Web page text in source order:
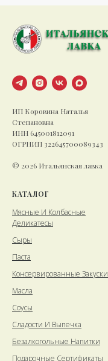
ИП Коровина Наталья
Степановна
ИНН 645001812091
ОГРНИП 322645700089343
© 2026 Итальянская лавка
КАТАЛОГ
Мясные И Колбасные
Деликатесы
Сыры
Паста
Консервированные Закуски
Масла
Соусы
Сладости И Выпечка
Безалкогольные Напитки
Подарочные Сертификаты